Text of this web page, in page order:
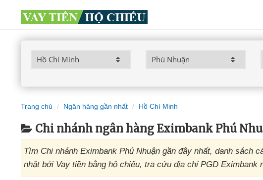
Trang chủ Ngân hàng gần nhất Hồ Chí Minh
Chi nhánh ngân hàng Eximbank Phú
Tìm Chi nhánh Eximbank Phú Nhuận gần đây nhất, danh sách
nhật bởi Vay tiền bằng hộ chiếu, tra cứu địa chỉ PGD Eximbank